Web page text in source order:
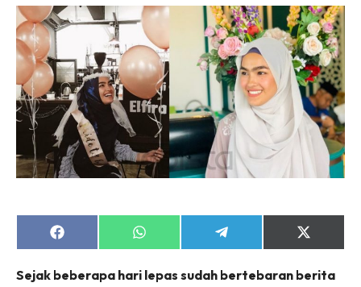
Share
on
Share
on
Share
on
Share
on
(Twitter)
Sejak beberapa hari lepas sudah bertebaran berita